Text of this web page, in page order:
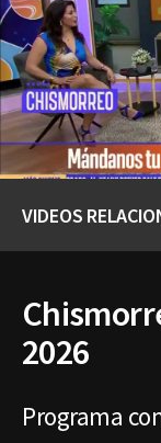
VIDEOS
2026
Programa